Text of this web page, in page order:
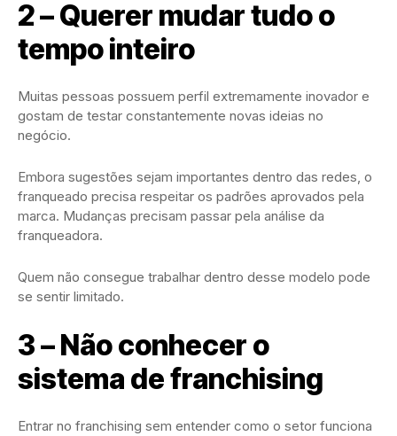
2 – Querer mudar tudo o
tempo inteiro
Muitas pessoas possuem perfil extremamente inovador e
gostam de testar constantemente novas ideias no
negócio.
Embora sugestões sejam importantes dentro das redes, o
franqueado precisa respeitar os padrões aprovados pela
marca. Mudanças precisam passar pela análise da
franqueadora.
Quem não consegue trabalhar dentro desse modelo pode
se sentir limitado.
3 – Não conhecer o
sistema de franchising
Entrar no franchising sem entender como o setor funciona